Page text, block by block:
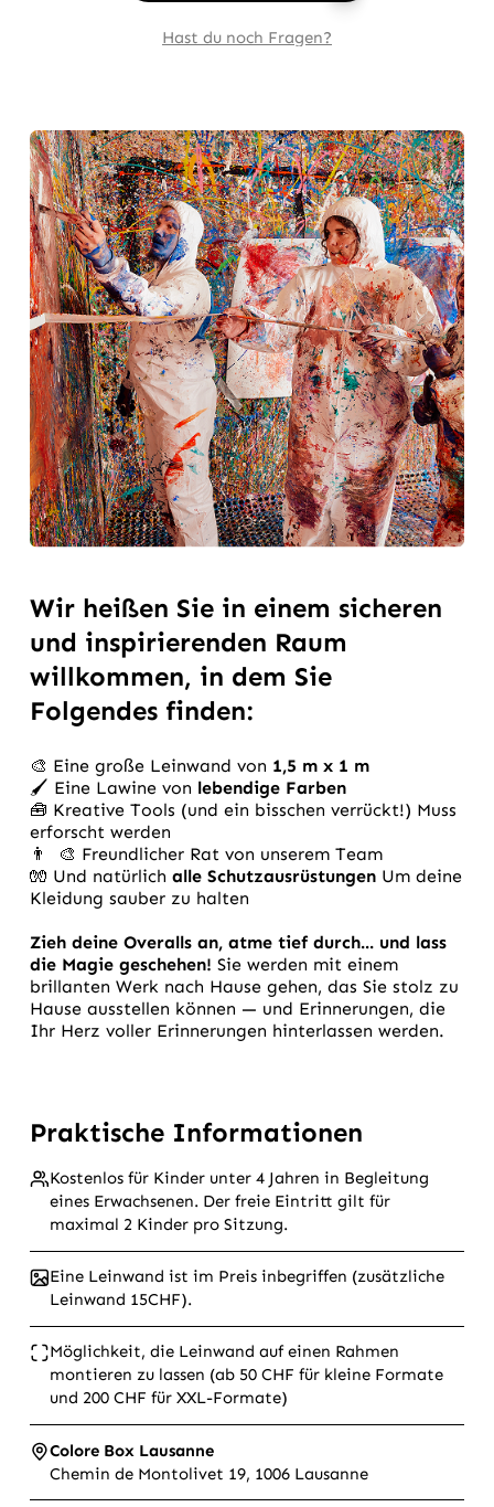
Hast du noch Fragen?
Wir heißen Sie in einem sicheren
und inspirierenden Raum
willkommen, in dem Sie
Folgendes finden:
🎨 Eine große Leinwand von 1,5 m x 1 m
🖌️ Eine Lawine von lebendige Farben
🧰 Kreative Tools (und ein bisschen verrückt!) Muss
erforscht werden
👨 ‍ 🎨 Freundlicher Rat von unserem Team
🧤 Und natürlichalle Schutzausrüstungen Um deine
Kleidung sauber zu halten
Zieh deine Overalls an, atme tief durch... und lass
die Magie geschehen!Sie werden mit einem
brillanten Werk nach Hause gehen, das Sie stolz zu
Hause ausstellen können — und Erinnerungen, die
Ihr Herz voller Erinnerungen hinterlassen werden.
Praktische Informationen
Kostenlos für Kinder unter 4 Jahren in Begleitung
eines Erwachsenen. Der freie Eintritt gilt für
maximal 2 Kinder pro Sitzung.
Eine Leinwand ist im Preis inbegriffen (zusätzliche
Leinwand 15CHF).
Möglichkeit, die Leinwand auf einen Rahmen
montieren zu lassen (ab 50 CHF für kleine Formate
und 200 CHF für XXL-Formate)
Colore Box Lausanne
Chemin de Montolivet 19, 1006 Lausanne